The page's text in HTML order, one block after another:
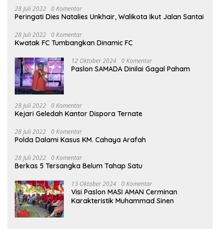
28 Juli 2022 0 Komentar
Peringati Dies Natalies Unkhair, Walikota Ikut Jalan Santai
28 Juli 2022 0 Komentar
Kwatak FC Tumbangkan Dinamic FC
12 Oktober 2024 0 Komentar
Paslon SAMADA Dinilai Gagal Paham
28 Juli 2022 0 Komentar
Kejari Geledah Kantor Dispora Ternate
28 Juli 2022 0 Komentar
Polda Dalami Kasus KM. Cahaya Arafah
28 Juli 2022 0 Komentar
Berkas 5 Tersangka Belum Tahap Satu
13 Oktober 2024 0 Komentar
Visi Paslon MASI AMAN Cerminan
Karakteristik Muhammad Sinen